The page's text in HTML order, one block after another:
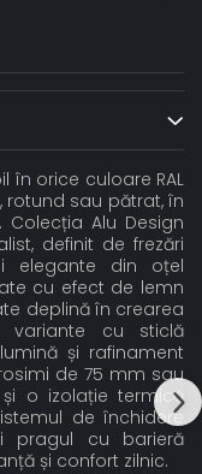
în orice culoare RAL
sau pătrat, în
Alu Design
definit de frezări
elegante din oțel
cu efect de lemn
deplină în crearea
variante cu sticlă
și rafinament
de 75 mm sau
o izolație termică
de închidere
pragul cu barieră
și confort zilnic.